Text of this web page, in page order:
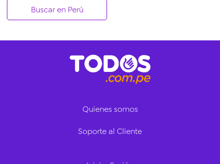
Buscar en Perú
Quienes somos
Soporte al Cliente